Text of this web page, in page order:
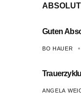
Guten
BO HAUER
ANGELA